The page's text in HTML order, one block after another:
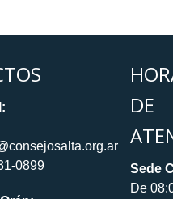
0899
DE
Sede
De